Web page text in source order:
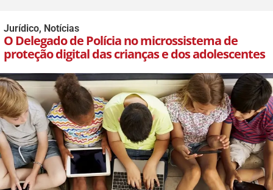
Jurídico, Notícias
O Delegado de Polícia no microssistema de
proteção digital das crianças e dos adolescentes